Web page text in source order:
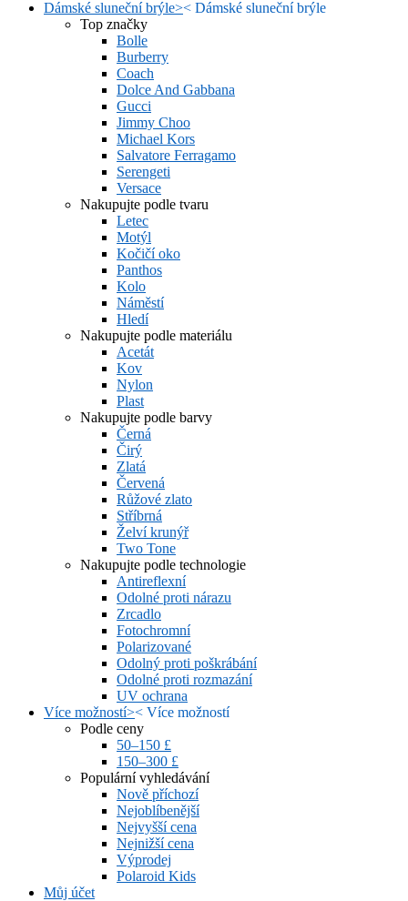
Dámské sluneční brýle>< Dámské sluneční brýle
Top značky
Bolle
Burberry
Coach
Dolce And Gabbana
Gucci
Jimmy Choo
Michael Kors
Salvatore Ferragamo
Serengeti
Versace
Nakupujte podle tvaru
Letec
Motýl
Kočičí oko
Panthos
Kolo
Náměstí
Hledí
Nakupujte podle materiálu
Acetát
Kov
Nylon
Plast
Nakupujte podle barvy
Černá
Čirý
Zlatá
Červená
Růžové zlato
Stříbrná
Želví krunýř
Two Tone
Nakupujte podle technologie
Antireflexní
Odolné proti nárazu
Zrcadlo
Fotochromní
Polarizované
Odolný proti poškrábání
Odolné proti rozmazání
UV ochrana
Více možností>< Více možností
Podle ceny
50–150 £
150–300 £
Populární vyhledávání
Nově příchozí
Nejoblíbenější
Nejvyšší cena
Nejnižší cena
Výprodej
Polaroid Kids
Můj účet